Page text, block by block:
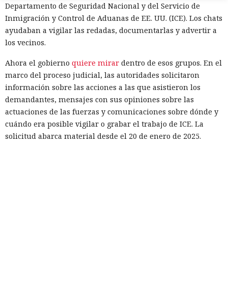
Departamento de Seguridad Nacional y del Servicio de
Inmigración y Control de Aduanas de EE. UU. (ICE). Los chats
ayudaban a vigilar las redadas, documentarlas y advertir a
los vecinos.
Ahora el gobierno quiere mirar dentro de esos grupos. En el
marco del proceso judicial, las autoridades solicitaron
información sobre las acciones a las que asistieron los
demandantes, mensajes con sus opiniones sobre las
actuaciones de las fuerzas y comunicaciones sobre dónde y
cuándo era posible vigilar o grabar el trabajo de ICE. La
solicitud abarca material desde el 20 de enero de 2025.